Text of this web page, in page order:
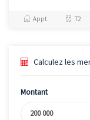
particulièrement
avantageuse, à
Appt. T2
Calculez les
Montant